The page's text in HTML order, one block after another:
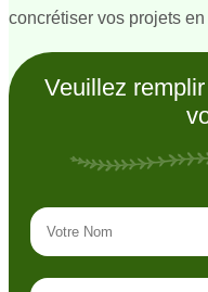
concrétiser vos projets
Veuillez